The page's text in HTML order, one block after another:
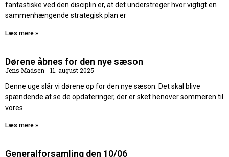
fantastiske ved den disciplin er, at det understreger hvor vigtigt en
sammenhængende strategisk plan er
Læs mere »
Dørene åbnes for den nye sæson
Jens Madsen
11. august 2025
Denne uge slår vi dørene op for den nye sæson. Det skal blive
spændende at se de opdateringer, der er sket henover sommeren til
vores
Læs mere »
Generalforsamling den 10/06